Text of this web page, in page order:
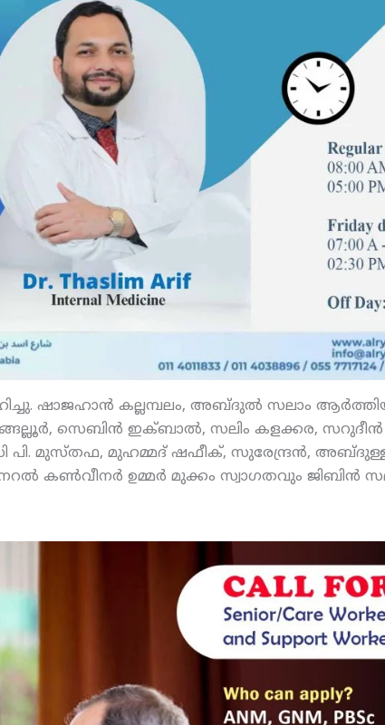
ഷാജഹാന്‍ കല്ലമ്പലം, അബ്ദുല്‍ സലാം
സെബിന്‍ ഇക്ബാല്‍, സലിം കളക്കര, സറുദീന്‍
പി. മുസ്തഫ, മുഹമ്മദ് ഷഫീക്, സുരേന്ദ്രന്‍, അബ്ദുള്ള
കണ്‍വീനര്‍ ഉമ്മര്‍ മുക്കം സ്വാഗതവും ജിബിന്‍